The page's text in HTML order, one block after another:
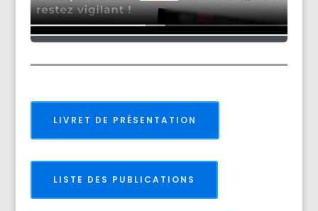
LIVRET DE PRÉSENTATION
LISTE DES PUBLICATIONS